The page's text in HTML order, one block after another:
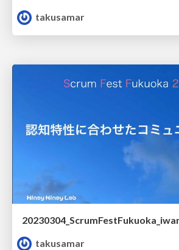
takusamar
takusamar